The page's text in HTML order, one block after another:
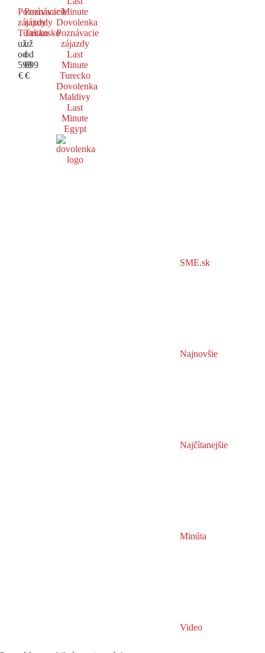
Poznávacie
zájazdy
Turecko
už
od
599
€
Poznávacie
zájazdy
Taliansko
už
od
699
€
Minute
Dovolenka
Poznávacie
zájazdy
Last
Minute
Turecko
Dovolenka
Maldivy
Last
Minute
Egypt
SME.sk
Najnovšie
Najčítanejšie
Minúta
Video